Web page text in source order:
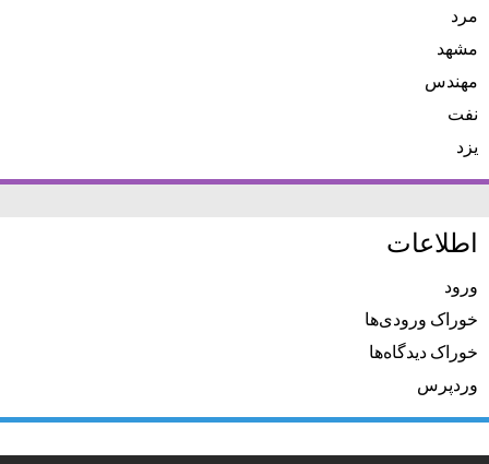
مرد
مشهد
مهندس
نفت
یزد
اطلاعات
ورود
خوراک ورودی‌ها
خوراک دیدگاه‌ها
وردپرس